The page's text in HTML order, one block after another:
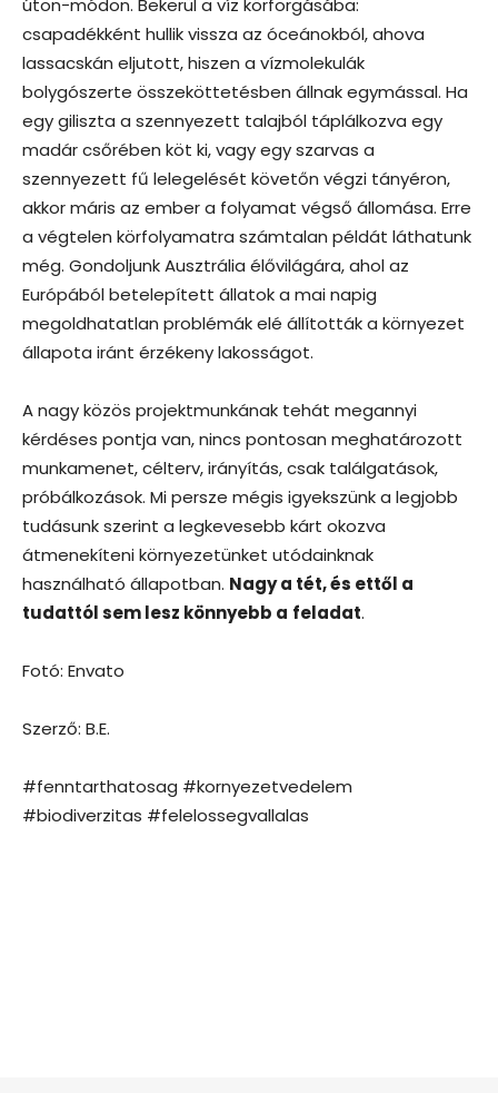
úton-módon. Bekerül a víz körforgásába:
csapadékként hullik vissza az óceánokból, ahova
lassacskán eljutott, hiszen a vízmolekulák
bolygószerte összeköttetésben állnak egymással. Ha
egy giliszta a szennyezett talajból táplálkozva egy
madár csőrében köt ki, vagy egy szarvas a
szennyezett fű lelegelését követőn végzi tányéron,
akkor máris az ember a folyamat végső állomása. Erre
a végtelen körfolyamatra számtalan példát láthatunk
még. Gondoljunk Ausztrália élővilágára, ahol az
Európából betelepített állatok a mai napig
megoldhatatlan problémák elé állították a környezet
állapota iránt érzékeny lakosságot.
A nagy közös projektmunkának tehát megannyi
kérdéses pontja van, nincs pontosan meghatározott
munkamenet, célterv, irányítás, csak találgatások,
próbálkozások. Mi persze mégis igyekszünk a legjobb
tudásunk szerint a legkevesebb kárt okozva
átmenekíteni környezetünket utódainknak
használható állapotban. Nagy a tét, és ettől a
tudattól sem lesz könnyebb a feladat.
Fotó: Envato
Szerző: B.E.
#fenntarthatosag #kornyezetvedelem
#biodiverzitas #felelossegvallalas